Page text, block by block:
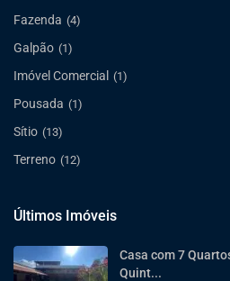
Fazenda (4)
Galpão (1)
Imóvel Comercial (1)
Pousada (1)
Sítio (13)
Terreno (12)
Últimos Imóveis
Casa com 7
Quint...